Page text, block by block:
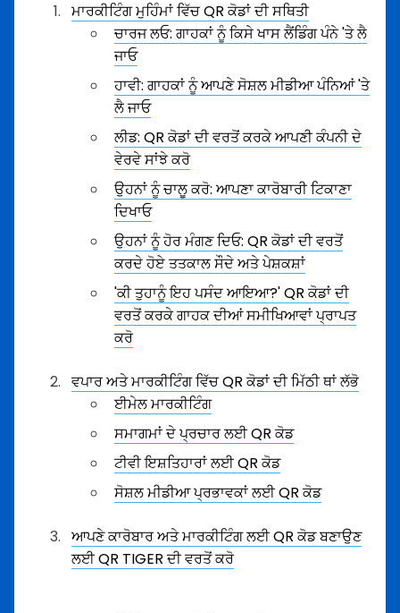
ਮਾਰਕੀਟਿੰਗ ਮੁਹਿੰਮਾਂ ਵਿੱਚ QR ਕੋਡਾਂ ਦੀ ਸਥਿਤੀ
ਚਾਰਜ ਲਓ: ਗਾਹਕਾਂ ਨੂੰ ਕਿਸੇ ਖਾਸ ਲੈਂਡਿੰਗ ਪੰਨੇ 'ਤੇ ਲੈ
ਜਾਓ
ਹਾਵੀ: ਗਾਹਕਾਂ ਨੂੰ ਆਪਣੇ ਸੋਸ਼ਲ ਮੀਡੀਆ ਪੰਨਿਆਂ 'ਤੇ
ਲੈ ਜਾਓ
ਲੀਡ: QR ਕੋਡਾਂ ਦੀ ਵਰਤੋਂ ਕਰਕੇ ਆਪਣੀ ਕੰਪਨੀ ਦੇ
ਵੇਰਵੇ ਸਾਂਝੇ ਕਰੋ
ਉਹਨਾਂ ਨੂੰ ਚਾਲੂ ਕਰੋ: ਆਪਣਾ ਕਾਰੋਬਾਰੀ ਟਿਕਾਣਾ
ਦਿਖਾਓ
ਉਹਨਾਂ ਨੂੰ ਹੋਰ ਮੰਗਣ ਦਿਓ: QR ਕੋਡਾਂ ਦੀ ਵਰਤੋਂ
ਕਰਦੇ ਹੋਏ ਤਤਕਾਲ ਸੌਦੇ ਅਤੇ ਪੇਸ਼ਕਸ਼ਾਂ
'ਕੀ ਤੁਹਾਨੂੰ ਇਹ ਪਸੰਦ ਆਇਆ?' QR ਕੋਡਾਂ ਦੀ
ਵਰਤੋਂ ਕਰਕੇ ਗਾਹਕ ਦੀਆਂ ਸਮੀਖਿਆਵਾਂ ਪ੍ਰਾਪਤ
ਕਰੋ
ਵਪਾਰ ਅਤੇ ਮਾਰਕੀਟਿੰਗ ਵਿੱਚ QR ਕੋਡਾਂ ਦੀ ਮਿੱਠੀ ਥਾਂ ਲੱਭੋ
ਈਮੇਲ ਮਾਰਕੀਟਿੰਗ
ਸਮਾਗਮਾਂ ਦੇ ਪ੍ਰਚਾਰ ਲਈ QR ਕੋਡ
ਟੀਵੀ ਇਸ਼ਤਿਹਾਰਾਂ ਲਈ QR ਕੋਡ
ਸੋਸ਼ਲ ਮੀਡੀਆ ਪ੍ਰਭਾਵਕਾਂ ਲਈ QR ਕੋਡ
ਆਪਣੇ ਕਾਰੋਬਾਰ ਅਤੇ ਮਾਰਕੀਟਿੰਗ ਲਈ QR ਕੋਡ ਬਣਾਉਣ
ਲਈ QR TIGER ਦੀ ਵਰਤੋਂ ਕਰੋ